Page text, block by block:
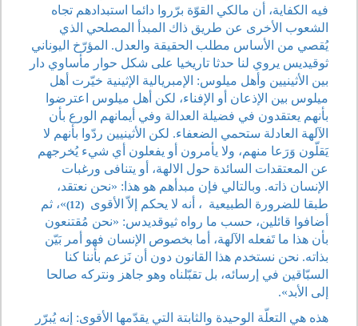
فيه الكفاية، أن مالكي القوّة برّروا دائما استبدادهم تجاه
الشعوب الأخرى عن طريق ذاك المبدأ المصلحي الذي
يُقصي من الأساس مطلب الحقيقة والعدل. المؤرّخ اليوناني
ثوقيديس يروي لنا حدثا تاريخيا على شكل حوار مأساوي دار
بين الأثينيين وأهل ميلوس: الإمبريالية الإثينية خيّرت أهل
ميلوس بين الإذعان أو الإفناء، لكن أهل ميلوس اعترضوا
بأنهم يعتقدون في فضيلة العدالة وفي أيمانهم الورع بأن
الآلهة العادلة ستحمي الضعفاء. لكن الأثينيين ردّوا بأنهم لا
يَقلّون وَرَعا منهم، ولا يأمرون أو يفعلون أي شيء يُخرجهم
عن المعتقدات السائدة حول الالهة، أو يتنافى ورغبات
الإنسان ذاته. وبالتالي فإن مبدأهم هو هذا: «نحن نعتقد،
طبقا للضرورة الطبيعية ، أنه لا يحكم إلاّ الأقوى (12)
»، ثم
أضافوا قائلين، حسب ما رواه ثيوقديدس: «نحن مُقتنعون
بأن هذا ما تَفعله الآلهة، أما بخصوص الإنسان فهو أمر بَيّن
بذاته. نحن نستخدم هذا القانون دون أن نَزعم بأننا كنا
السبّاقين في إرسائه، بل تقبّلناه وهو جاهز ونتركه صالحا
إلى الأبد».
هذه هي التعلّة الوحيدة والثابتة التي يقدّمها الأقوى: إنه يُبرّر